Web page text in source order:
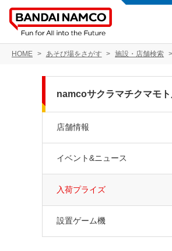
HOME あそび場をさがす 施設・店舗検索
namcoサクラマチクマモ
店舗情報
イベント&ニュース
入荷プライズ
設置ゲーム機